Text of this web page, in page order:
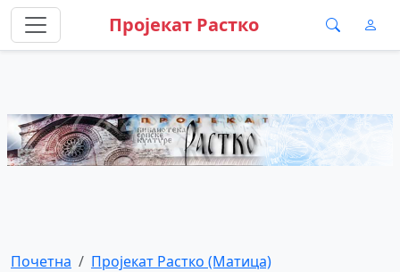
Пројекат Растко
Почетна
Пројекат Растко (Матица)